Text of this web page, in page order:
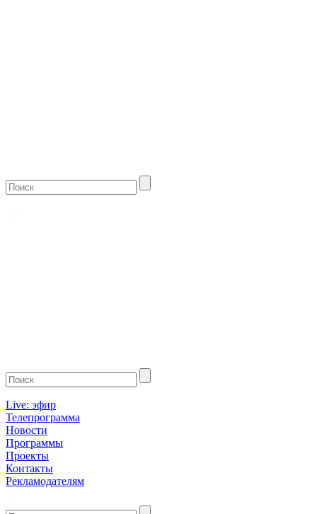
Live: эфир
Телепрограмма
Новости
Программы
Проекты
Контакты
Рекламодателям